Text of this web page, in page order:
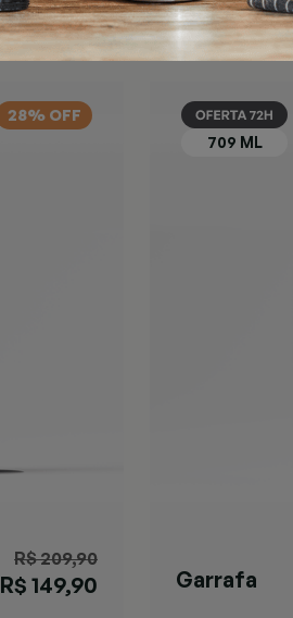
28% OFF
R$ 209,90
R$ 149,90
Garrafa